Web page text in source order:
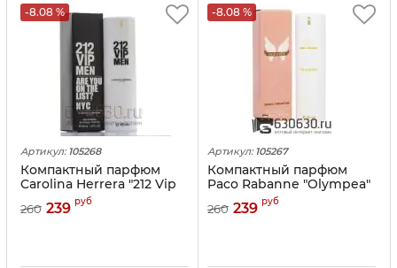
-8.08 %
Артикул: 105268
Компактный парфюм
Carolina Herrera "212 Vip
Men " 45 ml
260 239 руб
-8.08 %
Артикул: 105267
Компактный парфюм
Paco Rabanne "Olympea"
260 239 руб